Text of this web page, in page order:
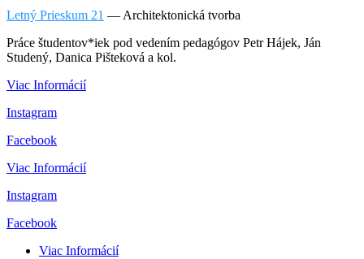
Letný Prieskum 21 — Architektonická tvorba
Práce študentov*iek pod vedením pedagógov Petr Hájek, Ján
Studený, Danica Pišteková a kol.
Viac Informácií
Instagram
Facebook
Viac Informácií
Instagram
Facebook
Viac Informácií